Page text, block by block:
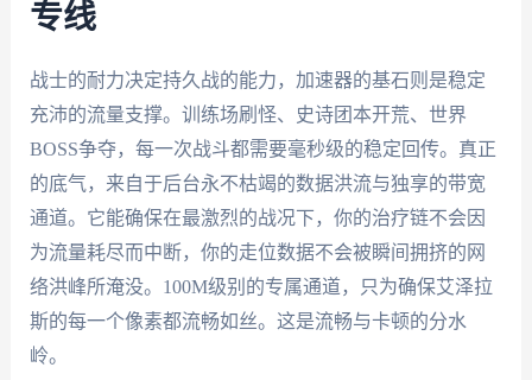
专线
战士的耐力决定持久战的能力，加速器的基石则是稳定
充沛的流量支撑。训练场刷怪、史诗团本开荒、世界
BOSS争夺，每一次战斗都需要毫秒级的稳定回传。真正
的底气，来自于后台永不枯竭的数据洪流与独享的带宽
通道。它能确保在最激烈的战况下，你的治疗链不会因
为流量耗尽而中断，你的走位数据不会被瞬间拥挤的网
络洪峰所淹没。100M级别的专属通道，只为确保艾泽拉
斯的每一个像素都流畅如丝。这是流畅与卡顿的分水
岭。